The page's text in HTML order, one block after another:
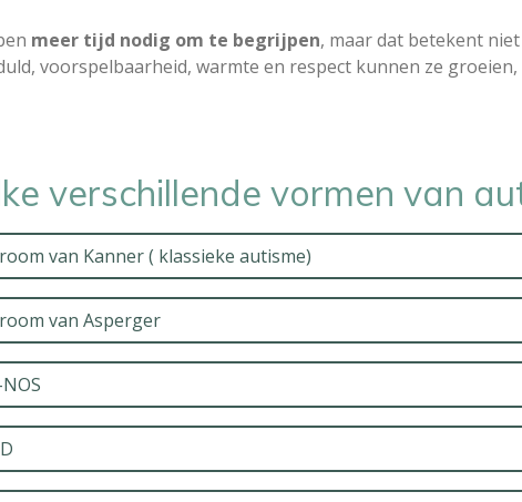
meer tijd nodig om te begrijpen, maar dat betekent
voorspelbaarheid, warmte en respect kunnen ze
verschillende vormen van
van Kanner ( klassieke autisme)
van Asperger